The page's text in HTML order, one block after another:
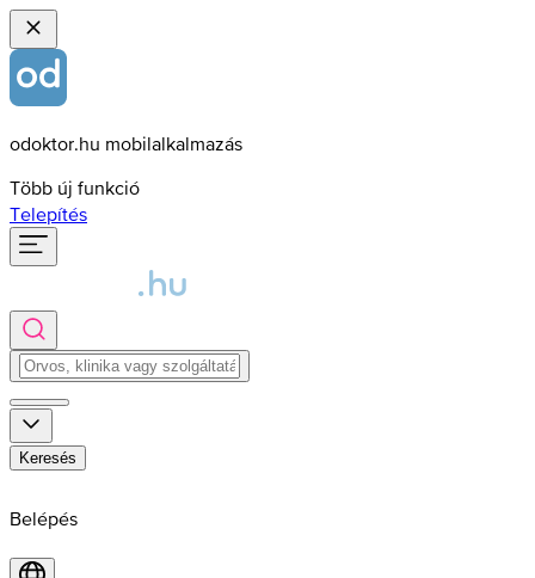
odoktor.hu mobilalkalmazás
Több új funkció
Telepítés
Keresés
Belépés